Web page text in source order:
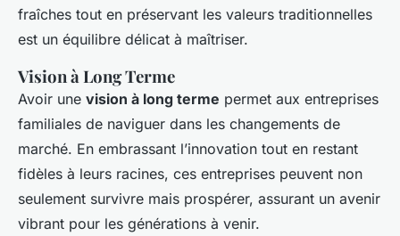
fraîches tout en préservant les valeurs traditionnelles
est un équilibre délicat à maîtriser.
Vision à Long Terme
Avoir une vision à long terme permet aux entreprises
familiales de naviguer dans les changements de
marché. En embrassant l’innovation tout en restant
fidèles à leurs racines, ces entreprises peuvent non
seulement survivre mais prospérer, assurant un avenir
vibrant pour les générations à venir.